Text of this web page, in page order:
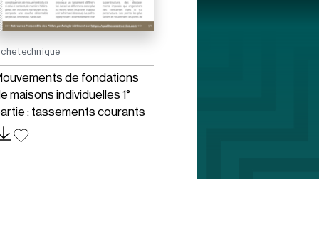
technique
de fondations
maisons individuelles 1°
: tassements courants